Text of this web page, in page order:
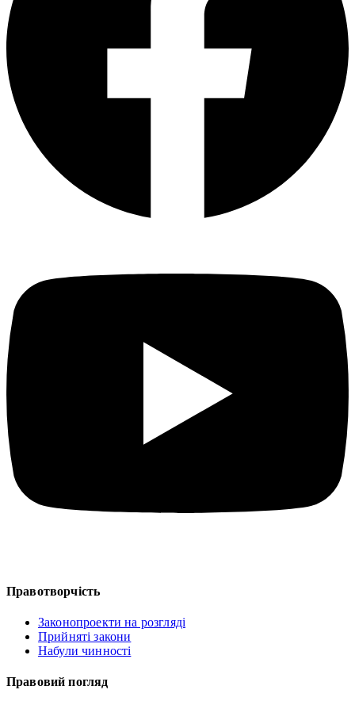
Правотворчість
Законопроекти на розгляді
Прийняті закони
Набули чинності
Правовий погляд